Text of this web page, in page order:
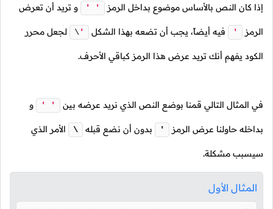
إذا كان النص بالأساس موضوع بداخل الرمز ' ' و تريد أن تعرض
الرمز ' فيه أيضاً، يجب أن تضعه بهذا الشكل \' لجعل محرر
الكود يفهم أنك تريد عرض هذا الرمز كباقي الأحرف.
في المثال التالي قمنا بوضع النص الذي نريد عرضه بين ' ' و
بداخله حاولنا عرض الرمز ' بدون أن نضع قبله \ الأمر الذي
سيسبب مشكلة.
المثال الأول